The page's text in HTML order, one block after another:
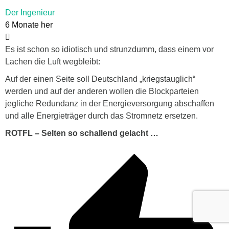
Der Ingenieur
6 Monate her
Es ist schon so idiotisch und strunzdumm, dass einem vor
Lachen die Luft wegbleibt:
Auf der einen Seite soll Deutschland „kriegstauglich“
werden und auf der anderen wollen die Blockparteien
jegliche Redundanz in der Energieversorgung abschaffen
und alle Energieträger durch das Stromnetz ersetzen.
ROTFL – Selten so schallend gelacht …